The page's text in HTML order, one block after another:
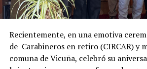
Recientemente, en una emotiva
de Carabineros en retiro (CIRCAR) y
comuna de Vicuña, celebró su